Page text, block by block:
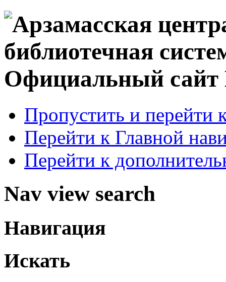
Официальный
Пропустить и перейти
Перейти к Главной
Перейти к
Nav view search
Навигация
Искать